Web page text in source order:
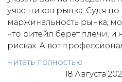
участников рынка. Судя по
маржинальность рынка,
что ритейл берет плечи, и
рисках. А вот
Читать полностью
18 Августа